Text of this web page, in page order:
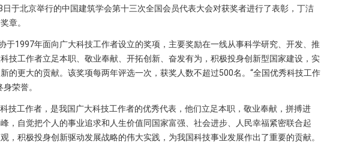
于北京举行的中国建筑学会第十三次全国会员代表大会对获奖者进行了表彰，丁洁
章。
于1997年面向广大科技工作者设立的奖项，主要奖励在一线从事科学研究、开发、推
技工作者立足本职、敬业奉献、开拓创新、奋发有为，积极投身创新型国家建设，实
的更大的贡献。该奖项每两年评选一次，获奖人数不超过500名。“全国优秀科技工作
荣誉。
技工作者，是我国广大科技工作者的优秀代表，他们立足本职，敬业奉献，拼搏进
，自觉把个人的事业追求和人生价值同国家富强、社会进步、人民幸福紧密联合起
，积极投身创新驱动发展战略的伟大实践，为我国科技事业发展作出了重要的贡献。